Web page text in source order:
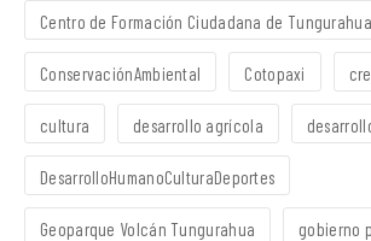
Centro de Formación Ciudadana de Tungurahua
ConservaciónAmbiental Cotopaxi
cultura desarrollo agrícola
DesarrolloHumanoCulturaDeportes
Geoparque Volcán Tungurahua gobierno